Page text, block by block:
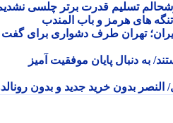
تسلیم قدرت برتر چلسی نشدیم!
های هرمز و باب المندب
تهران طرف دشواری برای گفت
پایان موفقیت آمیز